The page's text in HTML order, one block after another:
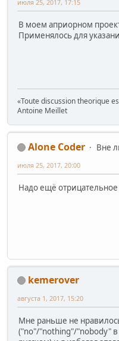
июля 25, 2017, 17:15
В моем априорном
Применялось для
«Toute discussion theorique
Antoine Mеillet
Alone Coder
Вне
июля 25, 2017, 20:00
Надо ещё
kemerover
августа 1, 2017, 15:20
Мне раньше не
("no"/"nothing"/"nobody"